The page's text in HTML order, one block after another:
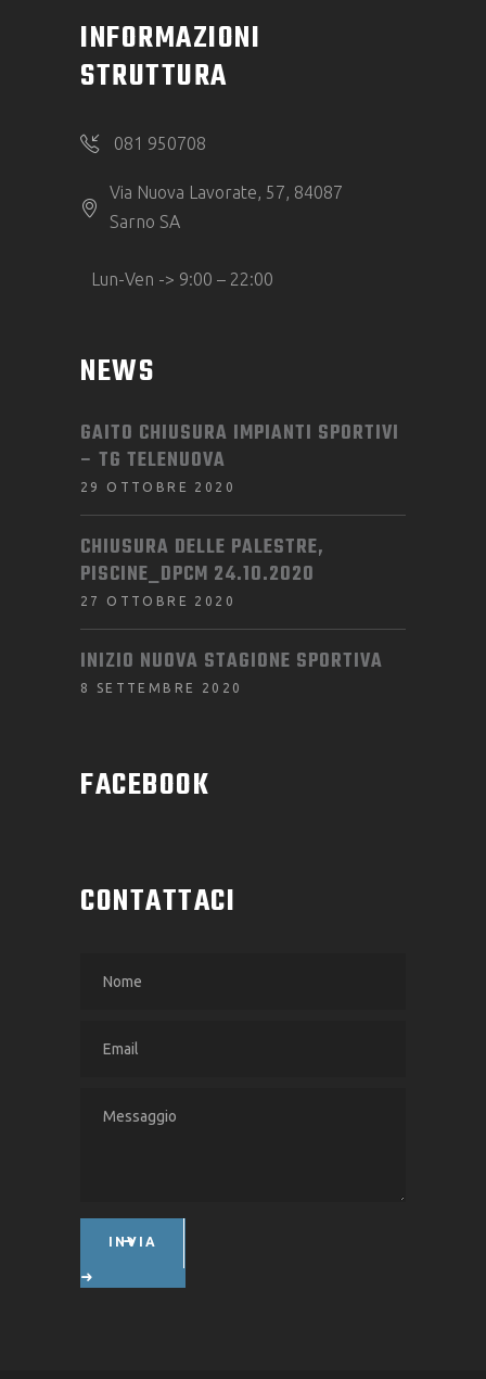
INFORMAZIONI
STRUTTURA
081 950708
Via Nuova Lavorate, 57, 84087
Sarno SA
Lun-Ven -> 9:00 – 22:00
NEWS
GAITO CHIUSURA IMPIANTI SPORTIVI
– TG TELENUOVA
29 OTTOBRE 2020
CHIUSURA DELLE PALESTRE,
PISCINE_DPCM 24.10.2020
27 OTTOBRE 2020
INIZIO NUOVA STAGIONE SPORTIVA
8 SETTEMBRE 2020
FACEBOOK
CONTATTACI
INVIA